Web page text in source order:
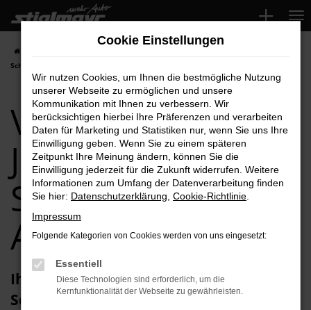
Zum
Hauptinhalt
springen
Schwabach Top-Angebote
VW Passat
Jahreswagen für
Schwabach Top-
Angebote
Ihren VW Passat Jahreswagen für
Schwabach erhalten Sie im Autohaus
Cookie Einstellungen
Wir nutzen Cookies, um Ihnen die bestmögliche Nutzung
unserer Webseite zu ermöglichen und unsere
Kommunikation mit Ihnen zu verbessern. Wir
berücksichtigen hierbei Ihre Präferenzen und verarbeiten
Daten für Marketing und Statistiken nur, wenn Sie uns Ihre
Einwilligung geben. Wenn Sie zu einem späteren
Zeitpunkt Ihre Meinung ändern, können Sie die
Einwilligung jederzeit für die Zukunft widerrufen. Weitere
Informationen zum Umfang der Datenverarbeitung finden
Sie hier: Datenschutzerklärung Cookie-Richtlinie
Impressum
Folgende Kategorien von Cookies werden von uns eingesetzt:
Essentiell
Diese Technologien sind erforderlich, um die
Kernfunktionalität der Webseite zu gewährleisten.